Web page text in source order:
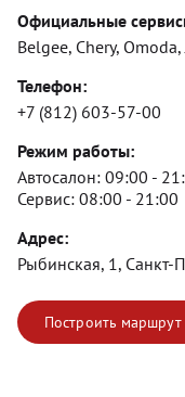
Официальные
Belgee, Chery,
Телефон:
+7 (812) 603-57-00
Режим работы:
Автосалон: 09:00 -
Сервис: 08:00 - 21:00
Адрес:
Рыбинская, 1, Санкт-
Построить маршрут